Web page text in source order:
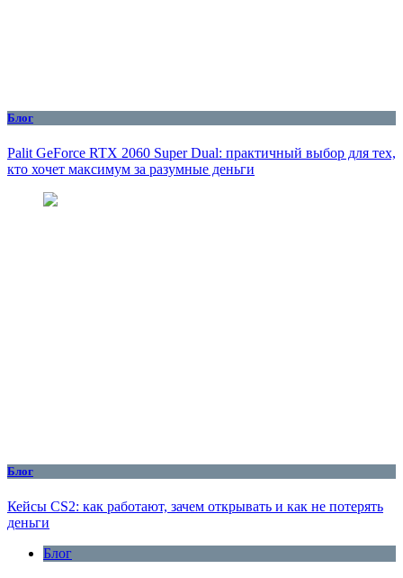
Блог
Palit GeForce RTX 2060 Super Dual: практичный выбор для тех,
кто хочет максимум за разумные деньги
Блог
Кейсы CS2: как работают, зачем открывать и как не потерять
деньги
Блог